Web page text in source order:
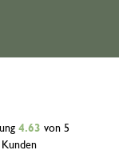
4.63 von 5
Kunden